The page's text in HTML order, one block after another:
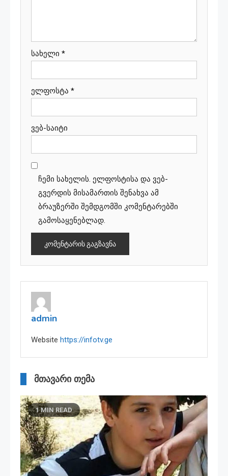
სახელი *
ელფოსტა *
ვებ-საიტი
ჩემი სახელის. ელფოსტისა და ვებ-
გვერდის მისამართის შენახვა ამ
ბრაუზერში შემდგომში კომენტარებში
გამოსაყენებლად.
admin
Website https://infotv.ge
მთავარი თემა
1 MIN READ